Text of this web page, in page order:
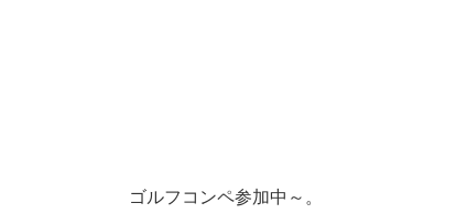
ゴルフコンペ参加中～。